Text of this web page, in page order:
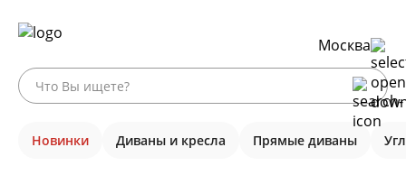
Москва
Новинки Диваны и кресла Прямые диваны